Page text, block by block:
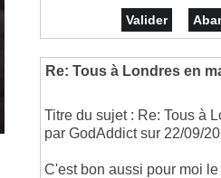
Re: Tous à Londres en
Titre du sujet : Re: Tous à
par GodAddict sur 22/09/
C'est bon aussi pour moi le